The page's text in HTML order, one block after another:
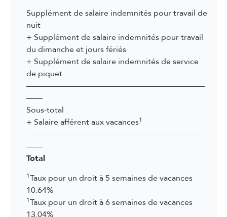
3.24 Perte de gain en cas d’accident
3.25 Droits et devoirs en cas de grossesse et de
maternité
3.26 Salaire en cas d’empêchement non fautif de
travailler durant la grossesse
3.27 Congé de maternité
3.28 Allaitement
3.29 Congé parental
enfant gravement atteint dans sa santé
3.29ter Congé pour la prise en charge de
proches
Supplément de salaire indemnités pour travail de
nuit
+ Supplément de salaire indemnités pour travail
du dimanche et jours fériés
+ Supplément de salaire indemnités de service
de piquet
——————————————————————
——
Sous-total
+ Salaire afférent aux vacances1
——————————————————————
——
Total
1Taux pour un droit à 5 semaines de vacances
10.64%
1Taux pour un droit à 6 semaines de vacances
13.04%